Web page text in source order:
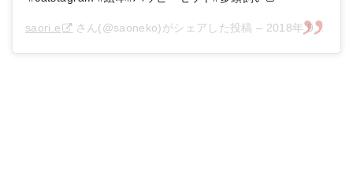
saori.e さん(@saoneko)がシェアした投稿 – 2018年 9月月11日午前3時46分PDT